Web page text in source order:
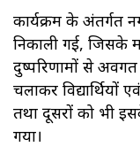
कार्यक्रम के अंतर्गत
निकाली गई,
दुष्परिणामों से अवगत
चलाकर
तथा दूसरों को भी
गया।